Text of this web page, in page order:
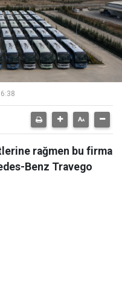
rağmen bu firma
Benz Travego